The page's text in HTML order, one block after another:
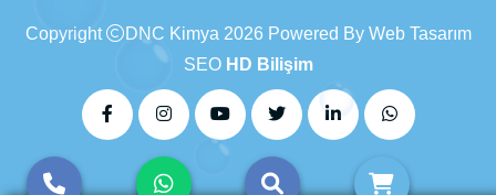
Copyright
DNC Kimya 2026 Powered By Web Tasarım
SEO HD Bilişim